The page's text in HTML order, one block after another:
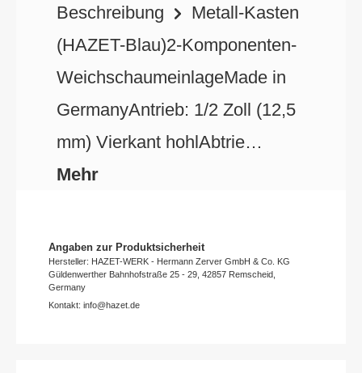
Beschreibung
Metall-Kasten
(HAZET-Blau)2-Komponenten-
WeichschaumeinlageMade in
GermanyAntrieb: 1/2 Zoll (12,5
mm) Vierkant hohlAbtrie…
Mehr
Angaben zur Produktsicherheit
Hersteller: HAZET-WERK - Hermann Zerver GmbH & Co. KG
Güldenwerther Bahnhofstraße 25 - 29, 42857 Remscheid,
Germany
Kontakt: info@hazet.de